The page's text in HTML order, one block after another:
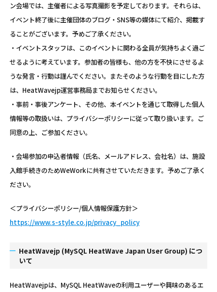
ン会場では、主催者による写真撮影を予定しております。それらは、
イベント終了後に主催団体のブログ・SNS等の媒体にて紹介、掲載す
ることがございます。予めご了承ください。
・イベントスタッフは、このイベントに関わる全員が気持ちよく過ご
せるように考えています。参加者の皆様も、他の方を不快にさせるよ
うな発言・行動は謹んでください。またそのような行動を目にした方
は、HeatWavejp運営事務局までお知らせください。
・事前・事後アンケート、その他、本イベントを通じて取得した個人
情報等の取扱いは、プライバシーポリシーに従って取り扱います。ご
同意の上、ご参加ください。
・会場参加の申込者情報（氏名、メールアドレス、会社名）は、施設
入館手続きのためWeWorkに共有させていただきます。予めご了承く
ださい。
＜プライバシーポリシー/個人情報保護方針＞
https://www.s-style.co.jp/privacy_policy
HeatWavejp (MySQL HeatWave Japan User Group) につ
いて
HeatWavejpは、MySQL HeatWaveの利用ユーザーや興味のあるエ